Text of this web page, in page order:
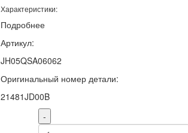
Характеристики:
Подробнее
Артикул:
JH05QSA06062
Оригинальный номер детали:
21481JD00B
-